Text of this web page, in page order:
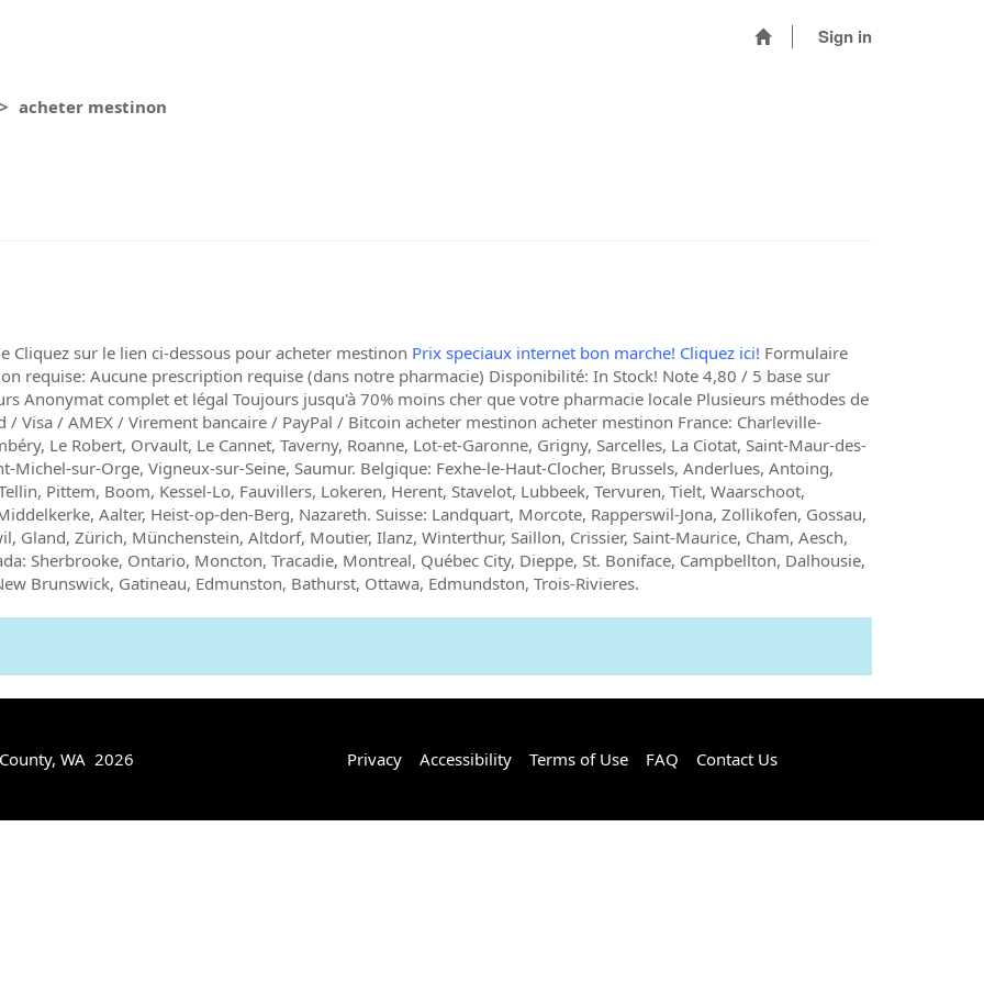
Sign in
acheter mestinon
Cliquez sur le lien ci-dessous pour acheter mestinon Prix speciaux internet bon marche! Cliquez ici! Formulaire
requise: Aucune prescription requise (dans notre pharmacie) Disponibilité: In Stock! Note 4,80 / 5 base sur
Anonymat complet et légal Toujours jusqu'à 70% moins cher que votre pharmacie locale Plusieurs méthodes de
/ Visa / AMEX / Virement bancaire / PayPal / Bitcoin acheter mestinon acheter mestinon France: Charleville-
Le Robert, Orvault, Le Cannet, Taverny, Roanne, Lot-et-Garonne, Grigny, Sarcelles, La Ciotat, Saint-Maur-des-
Michel-sur-Orge, Vigneux-sur-Seine, Saumur. Belgique: Fexhe-le-Haut-Clocher, Brussels, Anderlues, Antoing,
Pittem, Boom, Kessel-Lo, Fauvillers, Lokeren, Herent, Stavelot, Lubbeek, Tervuren, Tielt, Waarschoot,
Aalter, Heist-op-den-Berg, Nazareth. Suisse: Landquart, Morcote, Rapperswil-Jona, Zollikofen, Gossau,
Gland, Zürich, Münchenstein, Altdorf, Moutier, Ilanz, Winterthur, Saillon, Crissier, Saint-Maurice, Cham, Aesch,
Sherbrooke, Ontario, Moncton, Tracadie, Montreal, Québec City, Dieppe, St. Boniface, Campbellton, Dalhousie,
Brunswick, Gatineau, Edmunston, Bathurst, Ottawa, Edmundston, Trois-Rivieres.
WA 2026 Privacy Accessibility Terms of Use FAQ Contact Us